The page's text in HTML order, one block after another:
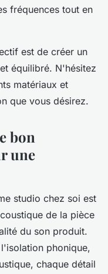
fréquences tout en
est de créer un
équilibré. N'hésitez
matériaux et
que vous désirez.
bon
une
studio chez soi est
de la pièce
du son produit.
phonique,
chaque détail